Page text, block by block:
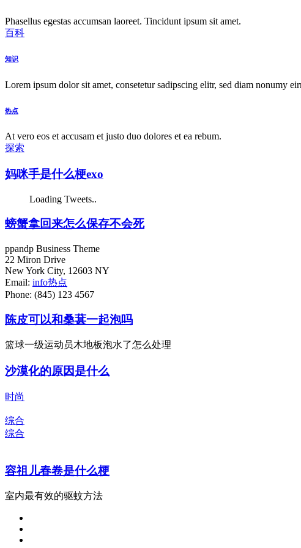
Phasellus egestas accumsan laoreet. Tincidunt ipsum sit amet.
百科
知识
Lorem ipsum dolor sit amet, consetetur sadipscing elitr, sed diam nonumy
热点
At vero eos et accusam et justo duo dolores et ea rebum.
探索
妈咪手是什么梗exo
Loading Tweets..
螃蟹拿回来怎么保存不会死
ppandp Business Theme
22 Miron Drive
New York City, 12603 NY
Email: info热点
Phone: (845) 123 4567
陈皮可以和桑葚一起泡吗
篮球一级运动员木地板泡水了怎么处理
沙漠化的原因是什么
时尚
综合
综合
容祖儿春卷是什么梗
室内最有效的驱蚊方法